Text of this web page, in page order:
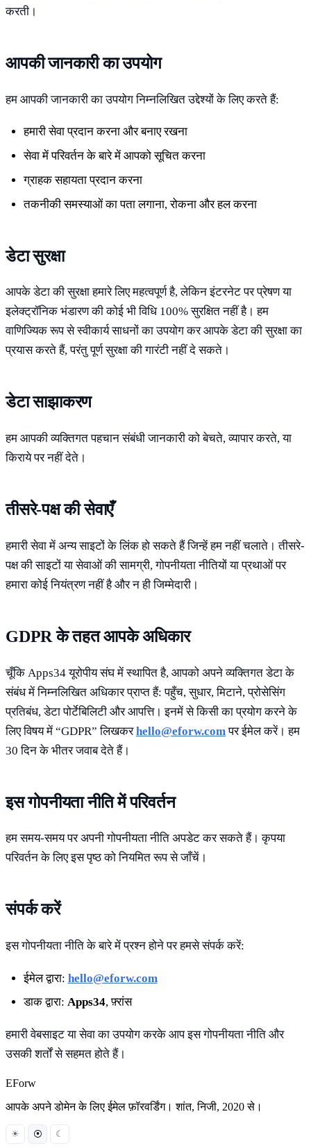
करती।
आपकी जानकारी का उपयोग
हम आपकी जानकारी का उपयोग निम्नलिखित उद्देश्यों के लिए करते हैं:
हमारी सेवा प्रदान करना और बनाए रखना
सेवा में परिवर्तन के बारे में आपको सूचित करना
ग्राहक सहायता प्रदान करना
तकनीकी समस्याओं का पता लगाना, रोकना और हल करना
डेटा सुरक्षा
आपके डेटा की सुरक्षा हमारे लिए महत्वपूर्ण है, लेकिन इंटरनेट पर प्रेषण या
इलेक्ट्रॉनिक भंडारण की कोई भी विधि 100% सुरक्षित नहीं है। हम
वाणिज्यिक रूप से स्वीकार्य साधनों का उपयोग कर आपके डेटा की सुरक्षा का
प्रयास करते हैं, परंतु पूर्ण सुरक्षा की गारंटी नहीं दे सकते।
डेटा साझाकरण
हम आपकी व्यक्तिगत पहचान संबंधी जानकारी को बेचते, व्यापार करते, या
किराये पर नहीं देते।
तीसरे-पक्ष की सेवाएँ
हमारी सेवा में अन्य साइटों के लिंक हो सकते हैं जिन्हें हम नहीं चलाते। तीसरे-
पक्ष की साइटों या सेवाओं की सामग्री, गोपनीयता नीतियों या प्रथाओं पर
हमारा कोई नियंत्रण नहीं है और न ही जिम्मेदारी।
GDPR के तहत आपके अधिकार
चूँकि Apps34 यूरोपीय संघ में स्थापित है, आपको अपने व्यक्तिगत डेटा के
संबंध में निम्नलिखित अधिकार प्राप्त हैं: पहुँच, सुधार, मिटाने, प्रोसेसिंग
प्रतिबंध, डेटा पोर्टेबिलिटी और आपत्ति। इनमें से किसी का प्रयोग करने के
लिए विषय में “GDPR” लिखकरhello@eforw.com पर ईमेल करें। हम
30 दिन के भीतर जवाब देते हैं।
इस गोपनीयता नीति में परिवर्तन
हम समय-समय पर अपनी गोपनीयता नीति अपडेट कर सकते हैं। कृपया
परिवर्तन के लिए इस पृष्ठ को नियमित रूप से जाँचें।
संपर्क करें
इस गोपनीयता नीति के बारे में प्रश्न होने पर हमसे संपर्क करें:
ईमेल द्वारा: hello@eforw.com
डाक द्वारा: Apps34, फ़्रांस
हमारी वेबसाइट या सेवा का उपयोग करके आप इस गोपनीयता नीति और
उसकी शर्तों से सहमत होते हैं।
EForw
आपके अपने डोमेन के लिए ईमेल फ़ॉरवर्डिंग। शांत, निजी, 2020 से।
☀ ⦿ ☾